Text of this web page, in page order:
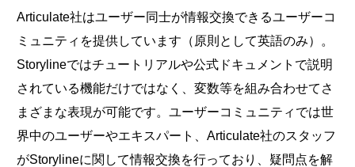
Articulate社はユーザー同士が情報交換できるユーザーコ
ミュニティを提供しています（原則として英語のみ）。
Storylineではチュートリアルや公式ドキュメントで説明
されている機能だけではなく、変数等を組み合わせてさ
まざまな表現が可能です。ユーザーコミュニティでは世
界中のユーザーやエキスパート、Articulate社のスタッフ
がStorylineに関して情報交換を行っており、疑問点を解